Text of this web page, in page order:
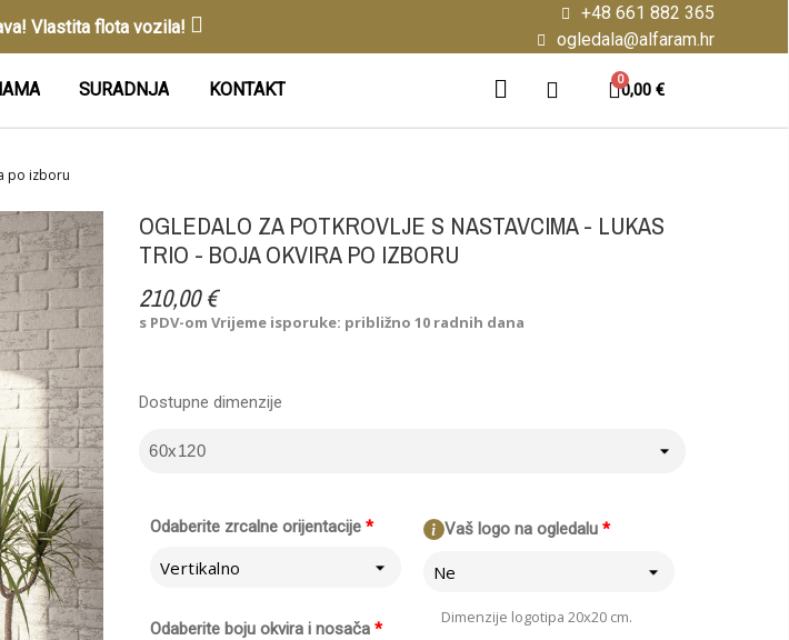
Vlastita flota vozila!
+48 661 882 365
ogledala@alfaram.hr
SURADNJA KONTAKT 0,00 €
po izboru
OGLEDALO ZA POTKROVLJE S NASTAVCIMA - LUKAS
TRIO - BOJA OKVIRA PO IZBORU
210,00 €
s PDV-omVrijeme isporuke: približno 10 radnih dana
*
Odaberite zrcalne orijentacije
Vertikalno
*
Odaberite boju okvira i nosača
*
Vaš logo na ogledalu
Ne
Dimenzije logotipa 20x20 cm.
Dostupne dimenzije